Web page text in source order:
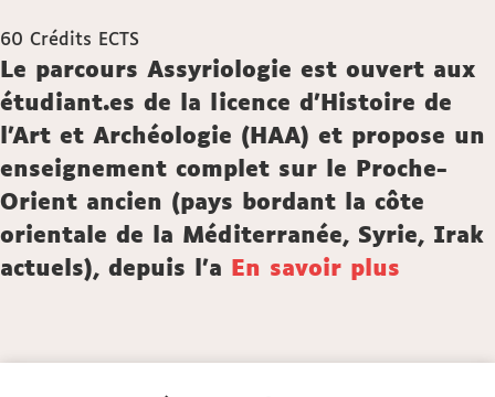
60 Crédits ECTS
Description
Le parcours Assyriologie est ouvert aux
étudiant.es de la licence d’Histoire de
l’Art et Archéologie (HAA) et propose un
enseignement complet sur le Proche-
Orient ancien (pays bordant la côte
orientale de la Méditerranée, Syrie, Irak
actuels), depuis l'a
En savoir plus